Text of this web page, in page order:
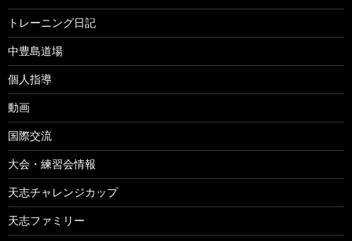
トレーニング日記
中豊島道場
個人指導
動画
国際交流
大会・練習会情報
天志チャレンジカップ
天志ファミリー